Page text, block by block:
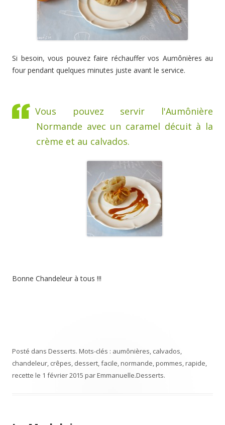
Si besoin, vous pouvez faire réchauffer vos Aumônières au
four pendant quelques minutes juste avant le service.
Vous pouvez servir l'Aumônière
Normande avec un caramel décuit à la
crème et au calvados.
Bonne Chandeleur à tous !!!
Posté dans Desserts. Mots-clés : aumônières, calvados,
chandeleur, crêpes, dessert,facile,normande,pommes,rapide,
recette le 1 février 2015 parEmmanuelle.Desserts.